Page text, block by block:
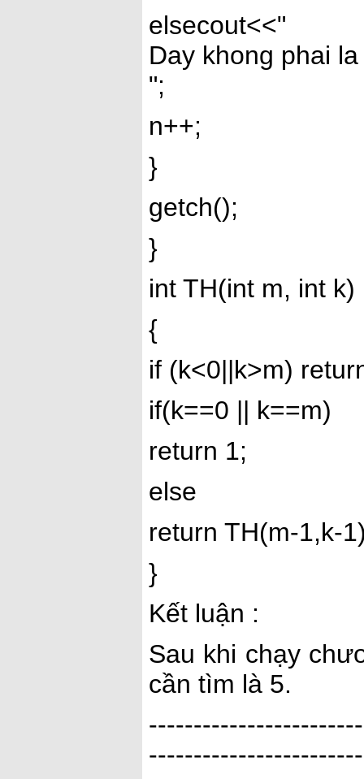
elsecout<<"
Day khong phai
";
n++;
}
getch();
}
int TH(int m, int k)
{
if (k<0||k>m)
if(k==0 || k==m)
return 1;
else
return TH(m-1,k-
}
Kết luận :
Sau khi chạy
cần tìm là 5.